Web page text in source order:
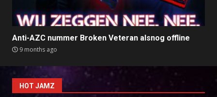
Anti-AZC nummer Broken Veteran alsnog offline
9 months ago
HOT JAMZ